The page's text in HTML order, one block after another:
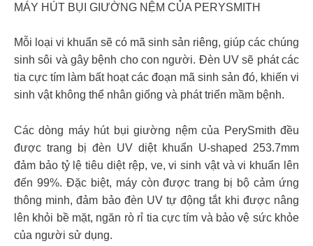
MÁY HÚT BỤI GIƯỜNG NỆM CỦA PERYSMITH
Mỗi loại vi khuẩn sẽ có mã sinh sản riêng, giúp các chúng
sinh sôi và gây bệnh cho con người. Đèn UV sẽ phát các
tia cực tím làm bất hoạt các đoạn mã sinh sản đó, khiến vi
sinh vật không thể nhân giống và phát triển mầm bệnh.
Các dòng máy hút bụi giường nệm của PerySmith đều
được trang bị đèn UV diệt khuẩn U-shaped 253.7mm
đảm bảo tỷ lệ tiêu diệt rệp, ve, vi sinh vật và vi khuẩn lên
đến 99%. Đặc biệt, máy còn được trang bị bộ cảm ứng
thông minh, đảm bảo đèn UV tự động tắt khi được nâng
lên khỏi bề mặt, ngăn rò rỉ tia cực tím và bảo vệ sức khỏe
của người sử dụng.